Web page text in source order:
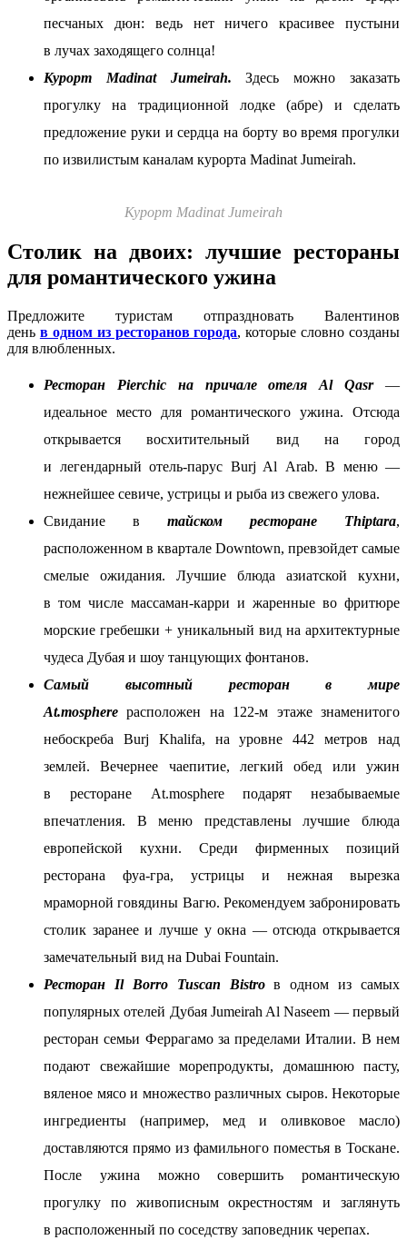
песчаных дюн: ведь нет ничего красивее пустыни
в лучах заходящего солнца!
Курорт Madinat Jumeirah.Здесь можно заказать
прогулку на традиционной лодке (абре) и сделать
предложение руки и сердца на борту во время прогулки
по извилистым каналам курорта Madinat Jumeirah.
Курорт Madinat Jumeirah
Столик на двоих: лучшие рестораны
для романтического ужина
Предложите туристам отпраздновать Валентинов
день в одном из ресторанов города, которые словно созданы
для влюбленных.
Ресторан Pierchic на причале отеля Al Qasr—
идеальное место для романтического ужина. Отсюда
открывается восхитительный вид на город
и легендарный отель-парус Burj Al Arab. В меню —
нежнейшее севиче, устрицы и рыба из свежего улова.
Свидание в тайском ресторане Thiptara,
расположенном в квартале Downtown, превзойдет самые
смелые ожидания. Лучшие блюда азиатской кухни,
в том числе массаман-карри и жаренные во фритюре
морские гребешки + уникальный вид на архитектурные
чудеса Дубая и шоу танцующих фонтанов.
Самый высотный ресторан в мире
At.mosphereрасположен на 122-м этаже знаменитого
небоскреба Burj Khalifa, на уровне 442 метров над
землей. Вечернее чаепитие, легкий обед или ужин
в ресторане At.mosphere подарят незабываемые
впечатления. В меню представлены лучшие блюда
европейской кухни. Среди фирменных позиций
ресторана фуа-гра, устрицы и нежная вырезка
мраморной говядины Вагю. Рекомендуем забронировать
столик заранее и лучше у окна ― отсюда открывается
замечательный вид на Dubai Fountain.
Ресторан Il Borro Tuscan Bistroв одном из самых
популярных отелей Дубая Jumeirah Al Naseem — первый
ресторан семьи Феррагамо за пределами Италии. В нем
подают свежайшие морепродукты, домашнюю пасту,
вяленое мясо и множество различных сыров. Некоторые
ингредиенты (например, мед и оливковое масло)
доставляются прямо из фамильного поместья в Тоскане.
После ужина можно совершить романтическую
прогулку по живописным окрестностям и заглянуть
в расположенный по соседству заповедник черепах.